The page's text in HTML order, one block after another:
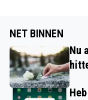
NET BINNEN
Nu